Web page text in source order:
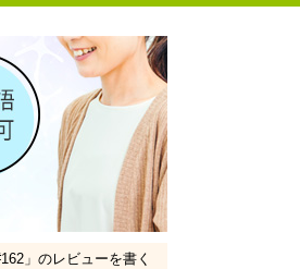
」のレビューを書く